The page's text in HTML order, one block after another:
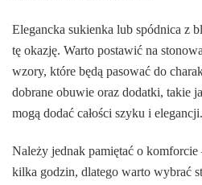
Elegancka sukienka lub spódnica z
tę okazję. Warto postawić na
wzory, które będą pasować do
dobrane obuwie oraz dodatki, takie
mogą dodać całości szyku i elegancji.
Należy jednak pamiętać o
kilka godzin, dlatego warto wybrać